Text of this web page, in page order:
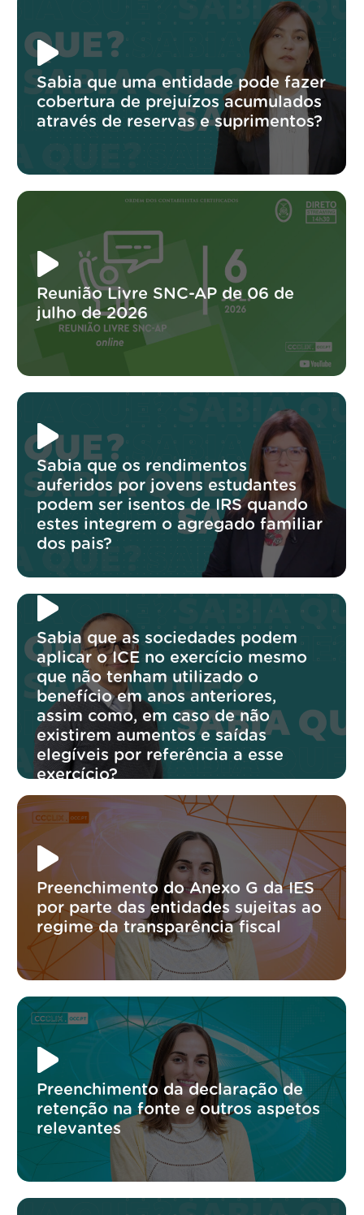
Sabia que uma entidade pode fazer
cobertura de prejuízos acumulados
através de reservas e suprimentos?
Reunião Livre SNC-AP de 06 de
julho de 2026
Sabia que os rendimentos
auferidos por jovens estudantes
podem ser isentos de IRS quando
estes integrem o agregado familiar
dos pais?
Sabia que as sociedades podem
aplicar o ICE no exercício mesmo
que não tenham utilizado o
benefício em anos anteriores,
assim como, em caso de não
existirem aumentos e saídas
elegíveis por referência a esse
exercício?
Preenchimento do Anexo G da IES
por parte das entidades sujeitas ao
regime da transparência fiscal
Preenchimento da declaração de
retenção na fonte e outros aspetos
relevantes